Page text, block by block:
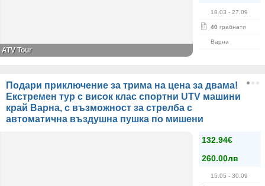
18.03 - 27.09
40 грабнати
Варна
ATV Tour
Подари приключение за трима на цена за двама!
Екстремен тур с висок клас спортни UTV машини
край Варна, с възможност за стрелба с
автоматична въздушна пушка по мишени
132.94€
260.00лв
15.05 - 30.09